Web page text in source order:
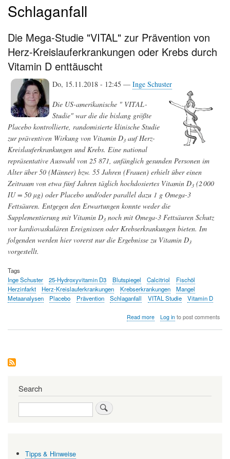
Schlaganfall
Die Mega-Studie "VITAL" zur Prävention von
Herz-Kreislauferkrankungen oder Krebs durch
Vitamin D enttäuscht
Do, 15.11.2018 - 12:45 — Inge Schuster
Die US-amerikanische " VITAL-
Studie" war die die bislang größte
Placebo kontrollierte, randomisierte klinische Studie
zur präventiven Wirkung von Vitamin D3 auf Herz-
Kreislauferkrankungen und Krebs. Eine national
repräsentative Auswahl von 25 871, anfänglich gesunden Personen im
Alter über 50 (Männer) bzw. 55 Jahren (Frauen) erhielt über einen
Zeitraum von etwa fünf Jahren täglich hochdosiertes Vitamin D3 (2 000
IU = 50 µg) oder Placebo und/oder parallel dazu 1 g Omega-3
Fettsäuren. Entgegen den Erwartungen konnte weder die
Supplementierung mit Vitamin D3 noch mit Omega-3 Fettsäuren Schutz
vor kardiovaskulären Ereignissen oder Krebserkrankungen bieten. Im
folgenden werden hier vorerst nur die Ergebnisse zu Vitamin D3
vorgestellt.
Tags
Inge Schuster
25-Hydroxyvitamin D3 Blutspiegel Calcitriol
Fischöl
Herzinfarkt
Herz-Kreislauferkrankungen Krebserkrankungen
Mangel
Metaanalysen
Placebo Prävention Schlaganfall VITAL Studie Vitamin D
Read moreabout
Kreislauferkrankungen
Log into post comments
Search
Search
Tipps & Hinweise